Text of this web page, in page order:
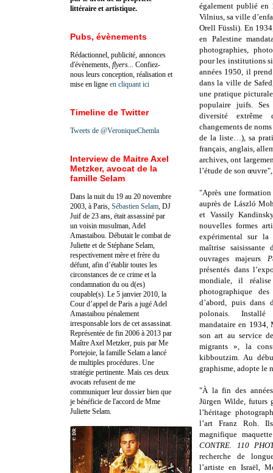
également publié en
Vilnius, sa ville
Orell Füssli). En
en Palestine
photographies,
pour les institutions
années 1950, il
dans la ville de
une pratique
populaire juifs. Ses
diversité
changements de
de la liste…), sa
français, anglais,
archives, ont
l’étude de son
"Après une
auprès de László
et Vassily
nouvelles formes
expérimental sur la
maîtrise saisissante
ouvrages majeurs
présentés dans
mondiale, il réalise
photographique
d’abord, puis dans
polonais.
mandataire en 1934,
son art au service
migrants », la
kibboutzim. Au
graphisme, adopte le
"À la fin des
Jürgen Wilde, futurs
l’héritage
l’art Franz Roh.
magnifique
CONTRE. 110
recherche de
l’artiste en Israël,
littéraire et artistique.
Pubs, évènements
Rédactionnel, publicité, annonces
d'évènements, flyers ... Confiez-
nous leurs conception, réalisation et
mise en ligne en cliquant ici
Timeline de Twitter
Tweets de @VeroniqueChemla
Interview de Maitre Axel
Metzker, avocat de la
famille Selam
Dans la nuit du 19 au 20 novembre
2003, à Paris, Sébastien Selam , DJ
Juif de 23 ans, était assassiné par
un voisin musulman, Adel
Amastaibou. Débutait le combat de
Juliette et de Stéphane Selam,
respectivement mère et frère du
défunt, afin d’établir toutes les
circonstances de ce crime et la
condamnation du ou d(es)
coupable(s). Le 5 janvier 2010, la
Cour d’appel de Paris a jugé Adel
Amastaibou pénalement
irresponsable lors de cet assassinat.
Représentée de fin 2006 à 2013 par
Maître Axel Metzker, puis par Me
Portejoie, la famille Selam a lancé
de multiples procédures. Une
stratégie pertinente. Mais ces deux
avocats refusent de me
communiquer leur dossier bien que
je bénéficie de l'accord de Mme
Juliette Selam.